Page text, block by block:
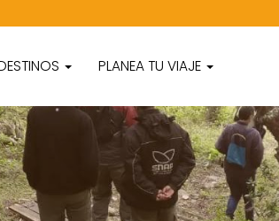
PLANEA TU VIAJE